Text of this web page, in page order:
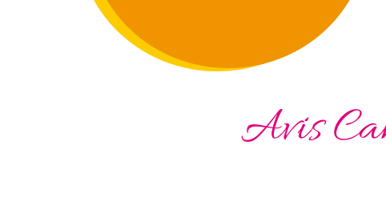
Avis